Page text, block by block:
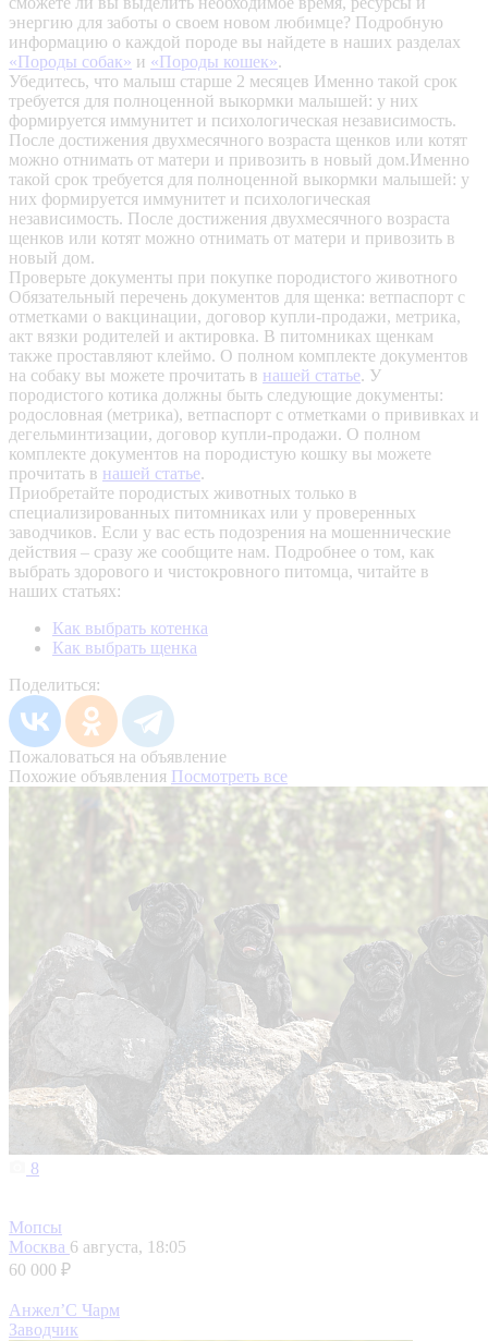
энергию для заботы о своем новом любимце? Подробную
информацию о каждой породе вы найдете в наших разделах
«Породы собак» и «Породы кошек».
Убедитесь, что малыш старше 2 месяцев Именно такой срок
требуется для полноценной выкормки малышей: у них
формируется иммунитет и психологическая независимость.
После достижения двухмесячного возраста щенков или котят
можно отнимать от матери и привозить в новый дом.Именно
такой срок требуется для полноценной выкормки малышей: у
них формируется иммунитет и психологическая
независимость. После достижения двухмесячного возраста
щенков или котят можно отнимать от матери и привозить в
новый дом.
Проверьте документы при покупке породистого животного
Обязательный перечень документов для щенка: ветпаспорт с
отметками о вакцинации, договор купли-продажи, метрика,
акт вязки родителей и актировка. В питомниках щенкам
также проставляют клеймо. О полном комплекте документов
на собаку вы можете прочитать в нашей статье. У
породистого котика должны быть следующие документы:
родословная (метрика), ветпаспорт с отметками о прививках и
дегельминтизации, договор купли-продажи. О полном
комплекте документов на породистую кошку вы можете
прочитать в нашей статье.
Приобретайте породистых животных только в
специализированных питомниках или у проверенных
заводчиков. Если у вас есть подозрения на мошеннические
действия – сразу же сообщите нам. Подробнее о том, как
выбрать здорового и чистокровного питомца, читайте в
наших статьях:
Как выбрать котенка
Как выбрать щенка
Поделиться:
Пожаловаться на объявление
Похожие объявления Посмотреть все
8
Мопсы
Москва 6 августа, 18:05
60 000 ₽
Анжел’С Чарм
Заводчик